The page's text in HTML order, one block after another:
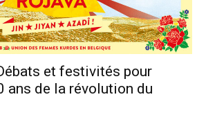
et festivités pour
ans de la révolution du